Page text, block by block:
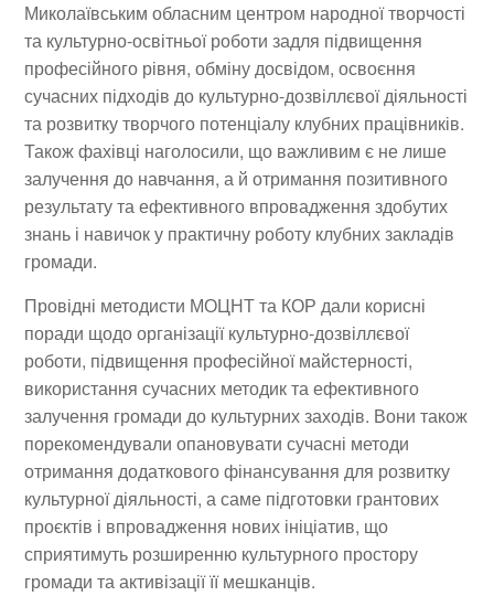
Миколаївським обласним центром народної творчості
та культурно-освітньої роботи задля підвищення
професійного рівня, обміну досвідом, освоєння
сучасних підходів до культурно-дозвіллєвої діяльності
та розвитку творчого потенціалу клубних працівників.
Також фахівці наголосили, що важливим є не лише
залучення до навчання, а й отримання позитивного
результату та ефективного впровадження здобутих
знань і навичок у практичну роботу клубних закладів
громади.
Провідні методисти МОЦНТ та КОР дали корисні
поради щодо організації культурно-дозвіллєвої
роботи, підвищення професійної майстерності,
використання сучасних методик та ефективного
залучення громади до культурних заходів. Вони також
порекомендували опановувати сучасні методи
отримання додаткового фінансування для розвитку
культурної діяльності, а саме підготовки грантових
проєктів і впровадження нових ініціатив, що
сприятимуть розширенню культурного простору
громади та активізації її мешканців.